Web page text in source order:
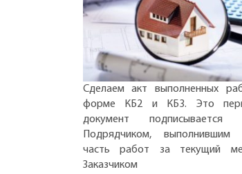
Сделаем акт выполненных
форме КБ2 и КБ3. Это
документ подписывается
Подрядчиком, выполнившим
часть работ за текущий
Заказчиком